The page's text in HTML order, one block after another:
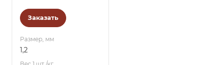
Заказать
Размер, мм
1,2